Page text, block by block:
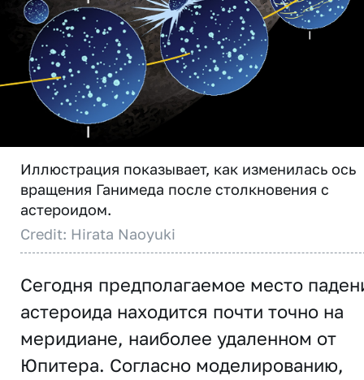
Иллюстрация показывает, как изменилась ось
вращения Ганимеда после столкновения с
астероидом.
Credit: Hirata Naoyuki
Сегодня предполагаемое место
астероида находится почти точно на
меридиане, наиболее удаленном от
Юпитера. Согласно моделированию,